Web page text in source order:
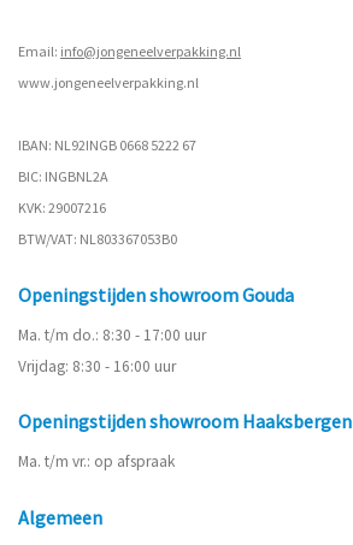
Email: info@jongeneelverpakking.nl
www.jongeneelverpakking.nl
IBAN: NL92INGB 0668 5222 67
BIC: INGBNL2A
KVK: 29007216
BTW/VAT: NL803367053B0
Openingstijden showroom Gouda
Ma. t/m do.: 8:30 - 17:00 uur
Vrijdag: 8:30 - 16:00 uur
Openingstijden showroom Haaksbergen
Ma. t/m vr.: op afspraak
Algemeen